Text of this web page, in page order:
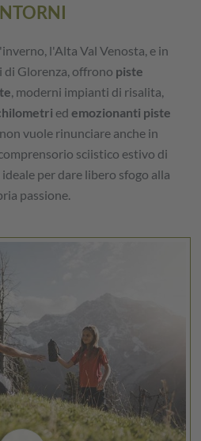
l'Alta Val Venosta, e in
di Glorenza, offrono piste
, moderni impianti di risalita,
ed emozionanti piste
vuole rinunciare anche in
sciistico estivo di
per dare libero sfogo alla
passione.